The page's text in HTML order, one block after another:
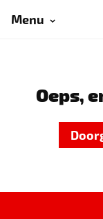
Menu
Oeps,